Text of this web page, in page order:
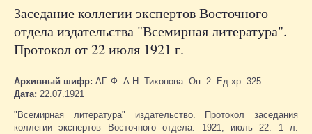
Заседание коллегии экспертов Восточного
отдела издательства "Всемирная литература".
Протокол от 22 июля 1921 г.
Архивный шифр: АГ. Ф. А.Н. Тихонова. Оп. 2. Ед.хр. 325.
Дата: 22.07.1921
"Всемирная литература" издательство. Протокол заседания
коллегии экспертов Восточного отдела. 1921, июль 22. 1 л.